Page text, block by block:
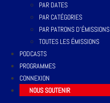
PAR DATES
PAR CATÉGORIES
PAR PATRONS D’ÉMISSIONS
TOUTES LES ÉMISSIONS
PODCASTS
PROGRAMMES
CONNEXION
NOUS SOUTENIR